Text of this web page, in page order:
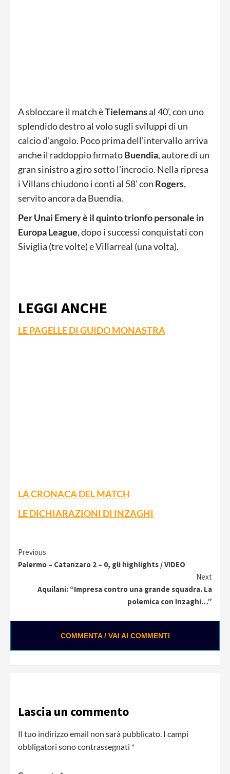
A sbloccare il match èTielemansal 40’, con uno
splendido destro al volo sugli sviluppi di un
calcio d’angolo. Poco prima dell’intervallo arriva
anche il raddoppio firmatoBuendia, autore di un
gran sinistro a giro sotto l’incrocio. Nella ripresa
i Villans chiudono i conti al 58’ con Rogers,
servito ancora da Buendia.
Per Unai Emery è il quinto trionfo personale in
Europa League, dopo i successi conquistati con
Siviglia (tre volte) e Villarreal (una volta).
LEGGI ANCHE
LE PAGELLE DI GUIDO MONASTRA
LA CRONACA DEL MATCH
LE DICHIARAZIONI DI INZAGHI
Continue
Previous
Palermo – Catanzaro 2 – 0, gli highlights / VIDEO
Next
Aquilani: “Impresa contro una grande squadra. La
polemica con Inzaghi…”
COMMENTA / VAI AI COMMENTI
Lascia un commento
Il tuo indirizzo email non sarà pubblicato. I campi
obbligatori sono contrassegnati *